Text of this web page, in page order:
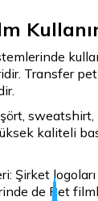
Transfer
kaliteli
Şirket
de Pet